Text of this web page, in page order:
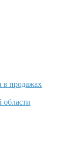
в продажах
области